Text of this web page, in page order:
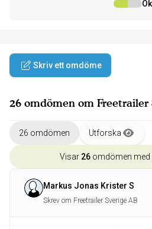
Ok
Skriv ett omdöme
26 omdömen om Freetrailer
26 omdömen Utforska
Visar 26 omdömen med
Markus Jonas Krister S
Skrev om Freetrailer Sverige AB